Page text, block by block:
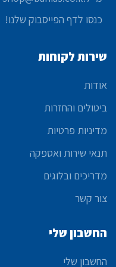
כנסו לדף הפייסבוק שלנו!
שירות לקוחות
אודות
ביטולים והחזרות
מדיניות פרטיות
תנאי שירות ואספקה
מדריכים ובלוגים
צור קשר
החשבון שלי
החשבון שלי